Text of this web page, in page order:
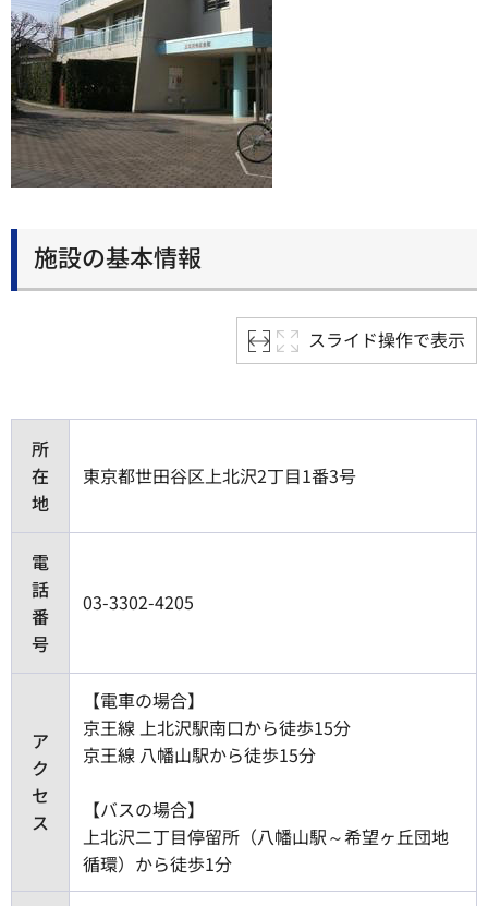
施設の基本情報
スライド操作で表示
所
在
地
東京都世田谷区上北沢2丁目1番3号
電
話
番
号
03-3302-4205
ア
ク
セ
ス
【電車の場合】
京王線 上北沢駅南口から徒歩15分
京王線 八幡山駅から徒歩15分
【バスの場合】
上北沢二丁目停留所（八幡山駅～希望ヶ丘団地
循環）から徒歩1分